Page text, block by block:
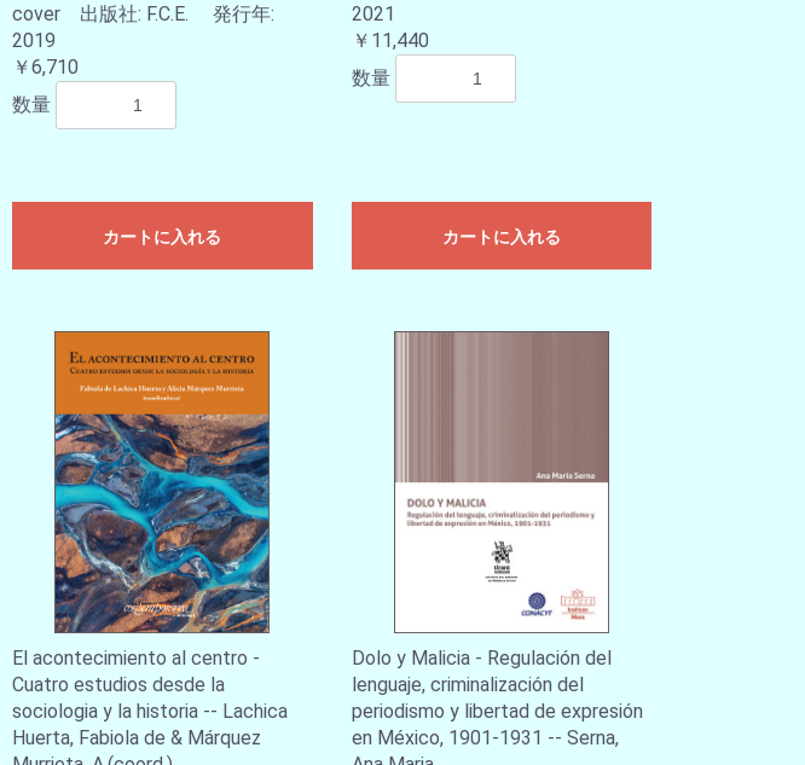
cover 出版社: F.C.E. 発行年:
2019
￥6,710
数量
カートに入れる
2021
￥11,440
数量
カートに入れる
El acontecimiento al centro -
Cuatro estudios desde la
sociologia y la historia -- Lachica
Huerta, Fabiola de & Márquez
Dolo y Malicia - Regulación del
lenguaje, criminalización del
periodismo y libertad de expresión
en México, 1901-1931 -- Serna,